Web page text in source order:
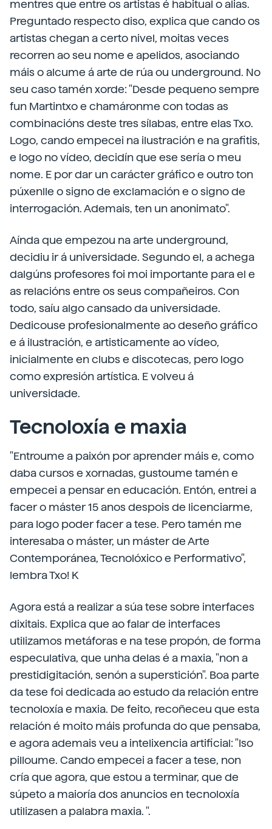
mentres que entre os artistas é habitual o alias.
Preguntado respecto diso, explica que cando os
artistas chegan a certo nivel, moitas veces
recorren ao seu nome e apelidos, asociando
máis o alcume á arte de rúa ou underground. No
seu caso tamén xorde: "Desde pequeno sempre
fun Martintxo e chamáronme con todas as
combinacións deste tres sílabas, entre elas Txo.
Logo, cando empecei na ilustración e na grafitis,
e logo no vídeo, decidín que ese sería o meu
nome. E por dar un carácter gráfico e outro ton
púxenlle o signo de exclamación e o signo de
interrogación. Ademais, ten un anonimato".
Aínda que empezou na arte underground,
decidiu ir á universidade. Segundo el, a achega
dalgúns profesores foi moi importante para el e
as relacións entre os seus compañeiros. Con
todo, saíu algo cansado da universidade.
Dedicouse profesionalmente ao deseño gráfico
e á ilustración, e artisticamente ao vídeo,
inicialmente en clubs e discotecas, pero logo
como expresión artística. E volveu á
universidade.
Tecnoloxía e maxia
"Entroume a paixón por aprender máis e, como
daba cursos e xornadas, gustoume tamén e
empecei a pensar en educación. Entón, entrei a
facer o máster 15 anos despois de licenciarme,
para logo poder facer a tese. Pero tamén me
interesaba o máster, un máster de Arte
Contemporánea, Tecnolóxico e Performativo",
lembra Txo! K
Agora está a realizar a súa tese sobre interfaces
dixitais. Explica que ao falar de interfaces
utilizamos metáforas e na tese propón, de forma
especulativa, que unha delas é a maxia, "non a
prestidigitación, senón a superstición". Boa parte
da tese foi dedicada ao estudo da relación entre
tecnoloxía e maxia. De feito, recoñeceu que esta
relación é moito máis profunda do que pensaba,
e agora ademais veu a intelixencia artificial: "Iso
pilloume. Cando empecei a facer a tese, non
cría que agora, que estou a terminar, que de
súpeto a maioría dos anuncios en tecnoloxía
utilizasen a palabra maxia. ".